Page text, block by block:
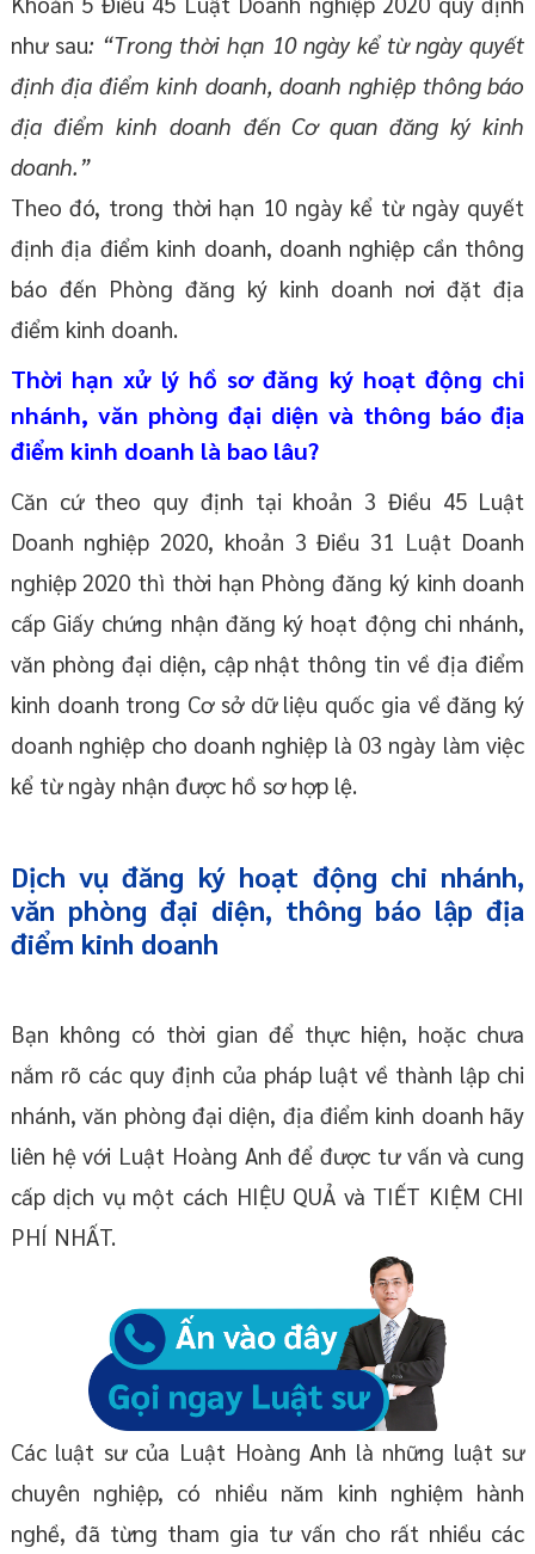
như sau: “Trong thời hạn 10 ngày kể từ ngày quyết
định địa điểm kinh doanh, doanh nghiệp thông báo
địa điểm kinh doanh đến Cơ quan đăng ký kinh
doanh.”
Theo đó, trong thời hạn 10 ngày kể từ ngày quyết
định địa điểm kinh doanh, doanh nghiệp cần thông
báo đến Phòng đăng ký kinh doanh nơi đặt địa
điểm kinh doanh.
Thời hạn xử lý hồ sơ đăng ký hoạt động chi
nhánh, văn phòng đại diện và thông báo địa
điểm kinh doanh là bao lâu?
Căn cứ theo quy định tại khoản 3 Điều 45 Luật
Doanh nghiệp 2020, khoản 3 Điều 31 Luật Doanh
nghiệp 2020 thì thời hạn Phòng đăng ký kinh doanh
cấp Giấy chứng nhận đăng ký hoạt động chi nhánh,
văn phòng đại diện, cập nhật thông tin về địa điểm
kinh doanh trong Cơ sở dữ liệu quốc gia về đăng ký
doanh nghiệp cho doanh nghiệp là 03 ngày làm việc
kể từ ngày nhận được hồ sơ hợp lệ.
Dịch vụđăng ký hoạt động chi nhánh,
văn phòng đại diện, thông báo lập địa
điểm kinh doanh
Bạn không có thời gian để thực hiện, hoặc chưa
nắm rõ các quy định của pháp luật về thành lập chi
nhánh, văn phòng đại diện, địa điểm kinh doanh hãy
liên hệ với Luật Hoàng Anh để được tư vấn và cung
cấp dịch vụ một cách HIỆU QUẢ và TIẾT KIỆM CHI
PHÍ NHẤT.
Các luật sư của Luật Hoàng Anh là những luật sư
chuyên nghiệp, có nhiều năm kinh nghiệm hành
nghề, đã từng tham gia tư vấn cho rất nhiều các